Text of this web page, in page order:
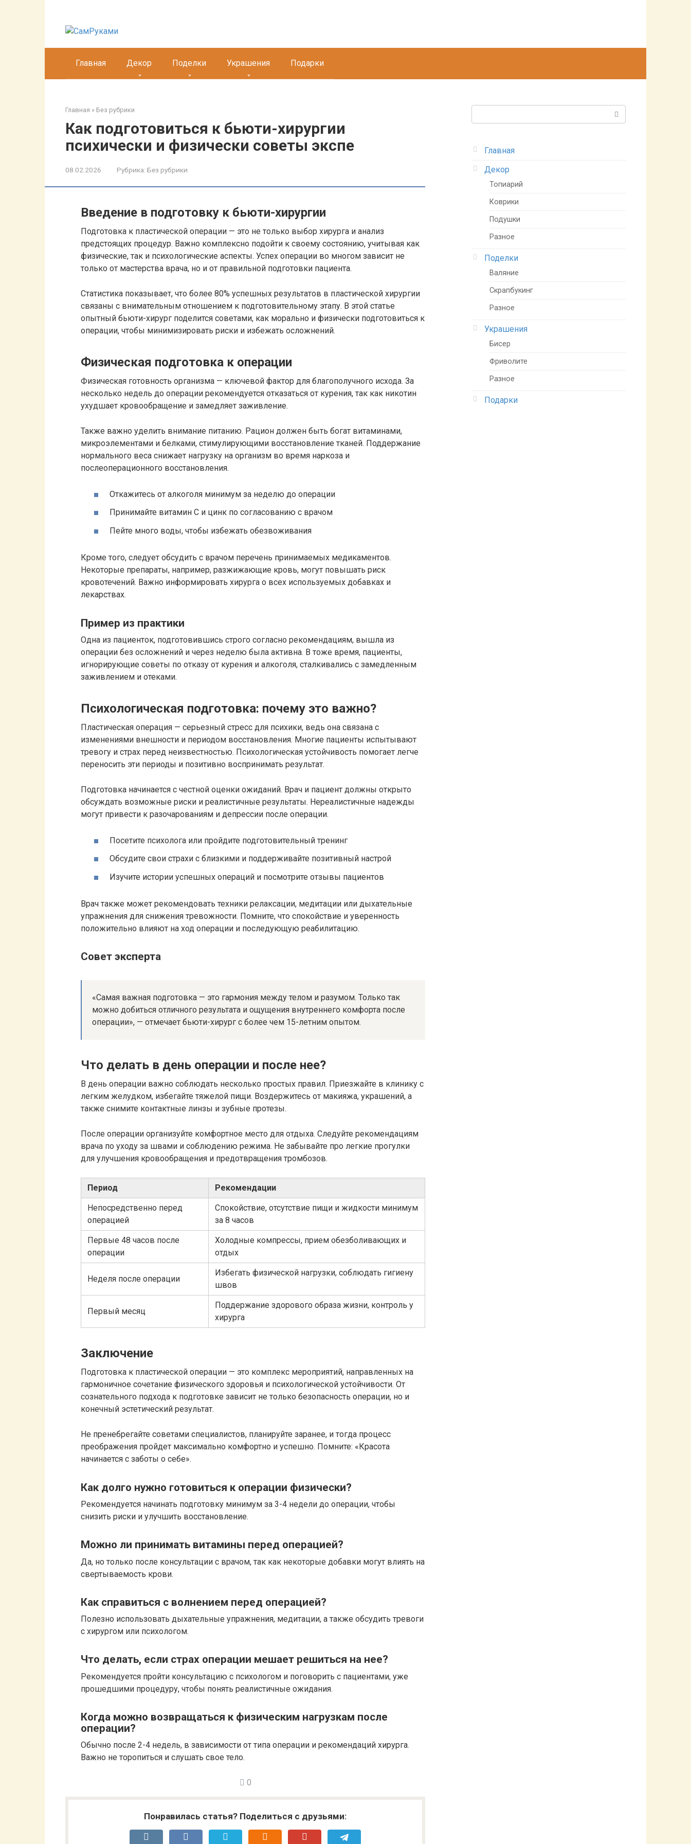
Главная Декор Поделки Украшения Подарки
Главная » Без рубрики
Как подготовиться к бьюти-хирургии
психически и физически советы экспе
08.02.2026 Рубрика: Без рубрики
Введение в подготовку к бьюти-хирургии
Подготовка к пластической операции — это не только выбор хирурга и анализ
предстоящих процедур. Важно комплексно подойти к своему состоянию, учитывая как
физические, так и психологические аспекты. Успех операции во многом зависит не
только от мастерства врача, но и от правильной подготовки пациента.
Статистика показывает, что более 80% успешных результатов в пластической хирургии
связаны с внимательным отношением к подготовительному этапу. В этой статье
опытный бьюти-хирург поделится советами, как морально и физически подготовиться к
операции, чтобы минимизировать риски и избежать осложнений.
Физическая подготовка к операции
Физическая готовность организма — ключевой фактор для благополучного исхода. За
несколько недель до операции рекомендуется отказаться от курения, так как никотин
ухудшает кровообращение и замедляет заживление.
Также важно уделить внимание питанию. Рацион должен быть богат витаминами,
микроэлементами и белками, стимулирующими восстановление тканей. Поддержание
нормального веса снижает нагрузку на организм во время наркоза и
послеоперационного восстановления.
Откажитесь от алкоголя минимум за неделю до операции
Принимайте витамин C и цинк по согласованию с врачом
Пейте много воды, чтобы избежать обезвоживания
Кроме того, следует обсудить с врачом перечень принимаемых медикаментов.
Некоторые препараты, например, разжижающие кровь, могут повышать риск
кровотечений. Важно информировать хирурга о всех используемых добавках и
лекарствах.
Пример из практики
Одна из пациенток, подготовившись строго согласно рекомендациям, вышла из
операции без осложнений и через неделю была активна. В тоже время, пациенты,
игнорирующие советы по отказу от курения и алкоголя, сталкивались с замедленным
заживлением и отеками.
Психологическая подготовка: почему это важно?
Пластическая операция — серьезный стресс для психики, ведь она связана с
изменениями внешности и периодом восстановления. Многие пациенты испытывают
тревогу и страх перед неизвестностью. Психологическая устойчивость помогает легче
переносить эти периоды и позитивно воспринимать результат.
Подготовка начинается с честной оценки ожиданий. Врач и пациент должны открыто
обсуждать возможные риски и реалистичные результаты. Нереалистичные надежды
могут привести к разочарованиям и депрессии после операции.
Посетите психолога или пройдите подготовительный тренинг
Обсудите свои страхи с близкими и поддерживайте позитивный настрой
Изучите истории успешных операций и посмотрите отзывы пациентов
Врач также может рекомендовать техники релаксации, медитации или дыхательные
упражнения для снижения тревожности. Помните, что спокойствие и уверенность
положительно влияют на ход операции и последующую реабилитацию.
Совет эксперта
«Самая важная подготовка — это гармония между телом и разумом. Только так
можно добиться отличного результата и ощущения внутреннего комфорта после
операции», — отмечает бьюти-хирург с более чем 15-летним опытом.
Что делать в день операции и после нее?
В день операции важно соблюдать несколько простых правил. Приезжайте в клинику с
легким желудком, избегайте тяжелой пищи. Воздержитесь от макияжа, украшений, а
также снимите контактные линзы и зубные протезы.
После операции организуйте комфортное место для отдыха. Следуйте рекомендациям
врача по уходу за швами и соблюдению режима. Не забывайте про легкие прогулки
для улучшения кровообращения и предотвращения тромбозов.
Период Рекомендации
Непосредственно перед
операцией
Спокойствие, отсутствие пищи и жидкости минимум
за 8 часов
Первые 48 часов после
операции
Холодные компрессы, прием обезболивающих и
отдых
Неделя после операции
Избегать физической нагрузки, соблюдать гигиену
швов
Первый месяц
Поддержание здорового образа жизни, контроль у
хирурга
Заключение
Подготовка к пластической операции — это комплекс мероприятий, направленных на
гармоничное сочетание физического здоровья и психологической устойчивости. От
сознательного подхода к подготовке зависит не только безопасность операции, но и
конечный эстетический результат.
Не пренебрегайте советами специалистов, планируйте заранее, и тогда процесс
преображения пройдет максимально комфортно и успешно. Помните: «Красота
начинается с заботы о себе».
Как долго нужно готовиться к операции физически?
Рекомендуется начинать подготовку минимум за 3-4 недели до операции, чтобы
снизить риски и улучшить восстановление.
Можно ли принимать витамины перед операцией?
Да, но только после консультации с врачом, так как некоторые добавки могут влиять на
свертываемость крови.
Как справиться с волнением перед операцией?
Полезно использовать дыхательные упражнения, медитации, а также обсудить тревоги
с хирургом или психологом.
Что делать, если страх операции мешает решиться на нее?
Рекомендуется пройти консультацию с психологом и поговорить с пациентами, уже
прошедшими процедуру, чтобы понять реалистичные ожидания.
Когда можно возвращаться к физическим нагрузкам после
операции?
Обычно после 2-4 недель, в зависимости от типа операции и рекомендаций хирурга.
Важно не торопиться и слушать свое тело.
0
Понравилась статья? Поделиться с друзьями:
Главная
Декор
Топиарий
Коврики
Подушки
Разное
Поделки
Валяние
Скрапбукинг
Разное
Украшения
Бисер
Фриволите
Разное
Подарки